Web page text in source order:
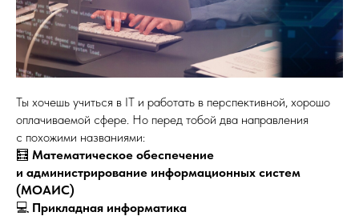
Ты хочешь учиться в IT и работать в перспективной, хорошо
оплачиваемой сфере. Но перед тобой два направления
с похожими названиями:
🧮 Математическое обеспечение
и администрирование информационных систем
(МОАИС)
💻 Прикладная информатика